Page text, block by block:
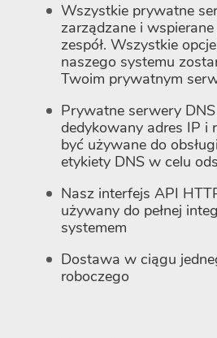
Wszystkie prywatne
zarządzane i
zespół. Wszystkie
naszego systemu
Twoim prywatnym
Prywatne serwery
dedykowany adres IP i
być używane do
etykiety DNS w celu
Nasz interfejs API
używany do pełnej
systemem
Dostawa w ciągu
roboczego